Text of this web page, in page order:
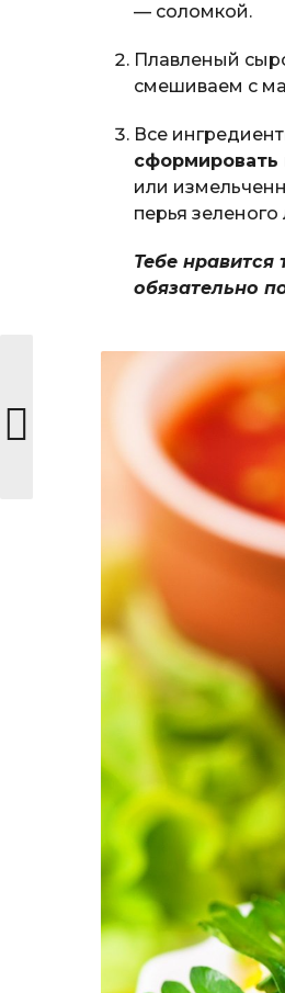
— соломкой.
Плавленый
смешиваем с
Все
сформировать
или
перья зеленого
Тебе
обязательно